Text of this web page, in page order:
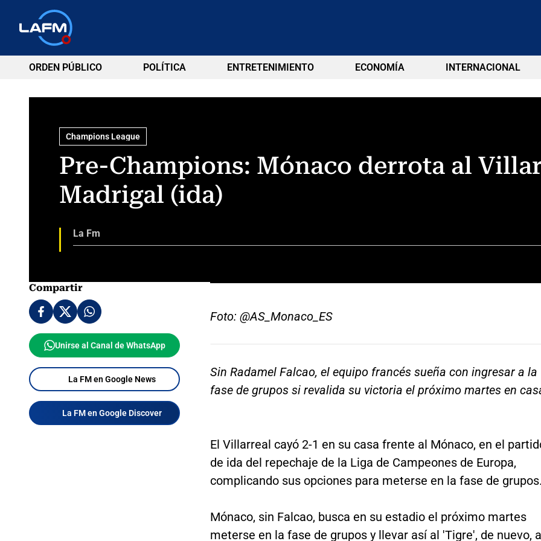
ORDEN PÚBLICO POLÍTICA ENTRETENIMIENTO ECONOMÍA INTERNACIONAL
Champions League
Pre-Champions: Mónaco derrota al
Madrigal (ida)
La Fm
Compartir
Unirse al Canal de WhatsApp
La FM en Google News
La FM en Google Discover
Foto: @AS_Monaco_ES
Sin Radamel Falcao, el equipo francés sueña con ingresar a la
fase de grupos si revalida su victoria el próximo martes en
El Villarreal cayó 2-1 en su casa frente al Mónaco, en el
de ida del repechaje de la Liga de Campeones de Europa,
complicando sus opciones para meterse en la fase de grupos.
Mónaco, sin Falcao, busca en su estadio el próximo martes
meterse en la fase de grupos y llevar así al 'Tigre', de nuevo, a